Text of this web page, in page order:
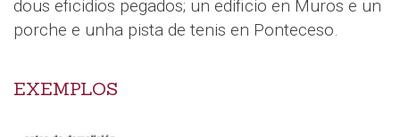
dous eficidios pegados; un edificio en Muros e un
porche e unha pista de tenis en Ponteceso.
EXEMPLOS